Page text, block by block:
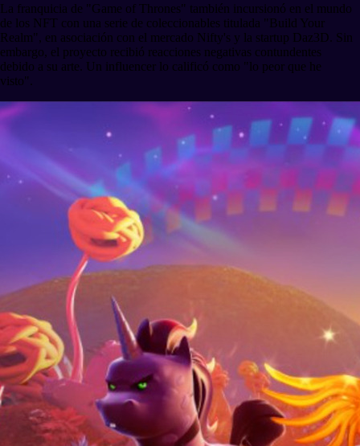
La franquicia de "Game of Thrones" también incursionó en el mundo
de los NFT con una serie de coleccionables titulada "Build Your
Realm", en asociación con el mercado Nifty's y la startup Daz3D. Sin
embargo, el proyecto recibió reacciones negativas contundentes
debido a su arte. Un influencer lo calificó como "lo peor que he
visto".